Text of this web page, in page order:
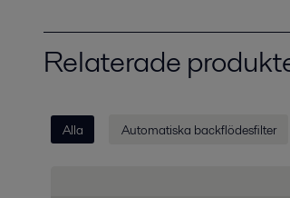
Relaterade
Alla Automatiska backflödesfilter